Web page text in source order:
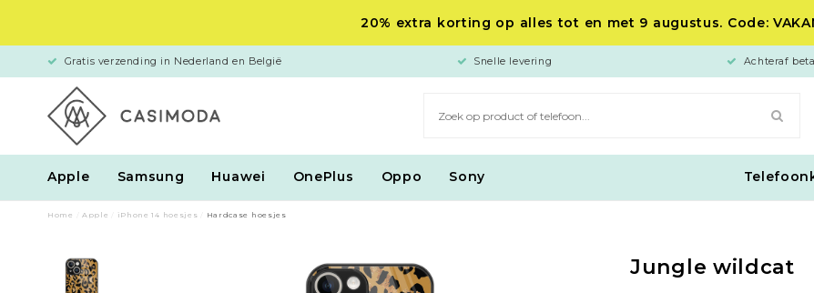
20% extra korting op alles tot en met 9 augustus. Code:
Gratis verzending in Nederland en België Snelle levering Achteraf
Apple Samsung Huawei OnePlus Oppo Sony
Home Apple iPhone 14 hoesjes Hardcase hoesjes
Jungle wildcat